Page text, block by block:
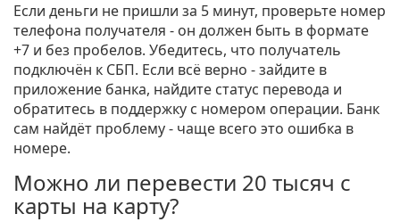
Если деньги не пришли за 5 минут, проверьте номер
телефона получателя - он должен быть в формате
+7 и без пробелов. Убедитесь, что получатель
подключён к СБП. Если всё верно - зайдите в
приложение банка, найдите статус перевода и
обратитесь в поддержку с номером операции. Банк
сам найдёт проблему - чаще всего это ошибка в
номере.
Можно ли перевести 20 тысяч с
карты на карту?